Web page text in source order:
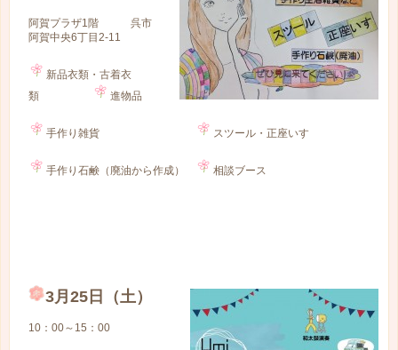
阿賀プラザ1階 呉市
阿賀中央6丁目2-11
新品衣類・古着衣
類
進物品
手作り雑貨 スツール・正座いす
手作り石鹸（廃油から作成） 相談ブース
3月25日（土）
10：00～15：00